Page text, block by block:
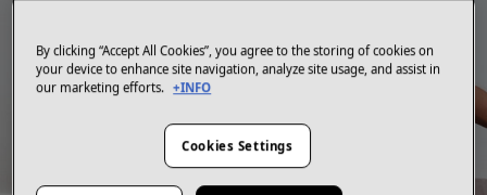
By clicking “Accept All Cookies”, you agree to the storing of cookies on
your device to enhance site navigation, analyze site usage, and assist in
our marketing efforts. +INFO
Cookies Settings